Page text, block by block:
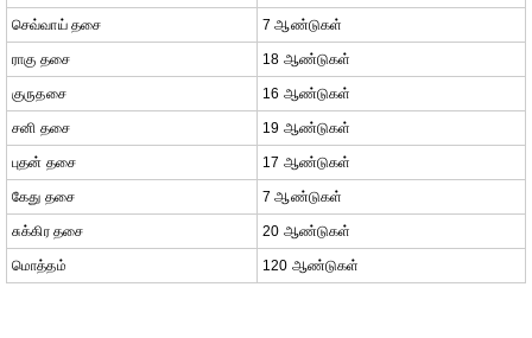
செவ்வாய் தசை 7 ஆண்டுகள்
ராகு தசை 18 ஆண்டுகள்
குருதசை 16 ஆண்டுகள்
சனி தசை 19 ஆண்டுகள்
புதன் தசை 17 ஆண்டுகள்
கேது தசை 7 ஆண்டுகள்
சுக்கிர தசை 20 ஆண்டுகள்
மொத்தம் 120 ஆண்டுகள்